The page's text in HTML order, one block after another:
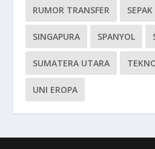
RUMOR TRANSFER
SINGAPURA SPANYOL
SUMATERA UTARA
UNI EROPA